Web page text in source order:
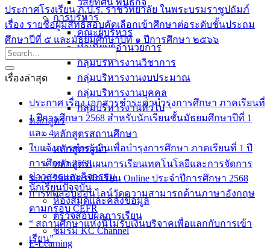
วิสัยทัศน์ พันธกิจ
การบริหาร
คณะผู้บริหาร
ทำเนียบผู้อำนวยการ
กลุ่มบริหารงานวิชาการ
กลุ่มบริหารงานงบประมาณ
กลุ่มบริหารงานบุคคล
กลุ่มบริหารงานทั่วไป
หลักสูตร
หลักสูตรสถานศึกษา
หลักสูตรผู้นำ
หลักสูตรแผนการเรียนเทคโนโลยีและการจัดการ
ข่าวสารและกิจกรรม
นักเรียนปัจจุบัน
ห้องสมุดและคลังข้อมูล
ตรวจสอบผลการเรียน
ชมรม KC Channel
E-Learning
ประกาศโรงเรียน ภ.ป.ร. ราชวิทยาลัย ในพระบรมราชูปถัมภ์
เรื่อง รายชื่อผู้มีสิทธิ์สอบคัดเลือกเข้าศึกษาต่อระดับชั้นประถม
ศึกษาปีที่ ๕ และมัธยมศึกษาปีที่ ๑ ปีการศึกษา ๒๕๖๖
เรื่องล่าสุด
ประกาศ เรื่อง เอกสารชำระค่าบำรุงการศึกษา ภาคเรียนที่
1 ปีการศึกษา 2568 สำหรับนักเรียนชั้นมัธยมศึกษาปีที่ 1
และ 4
ใบแจ้งการชำระเงินเพื่อบำรุงการศึกษา ภาคเรียนที่ 1 ปี
การศึกษา 2568
ระบบรับสมัครนักเรียน Online ประจำปีการศึกษา 2568
การทดสอบออนไลน์วัดความสามารถด้านภาษาอังกฤษ
ตามกรอบ CEFR
“ สถานศึกษาแห่งนี้ไม่รับเงินบริจาคเพื่อแลกกับการเข้า
เรียน”